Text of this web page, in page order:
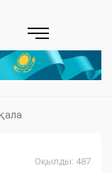
Оқылды: 487